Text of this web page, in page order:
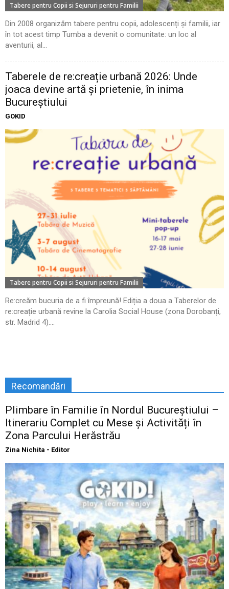
Tabere pentru Copii si Sejururi pentru Familii
Din 2008 organizăm tabere pentru copii, adolescenți și familii, iar
în tot acest timp Tumba a devenit o comunitate: un loc al
aventurii, al...
Taberele de re:creație urbană 2026: Unde
joaca devine artă și prietenie, în inima
Bucureștiului
GOKID
Tabere pentru Copii si Sejururi pentru Familii
Re:creăm bucuria de a fi împreună! Ediția a doua a Taberelor de
re:creație urbană revine la Carolia Social House (zona Dorobanți,
str. Madrid 4)....
Recomandări
Plimbare în Familie în Nordul Bucureștiului –
Itinerariu Complet cu Mese și Activități în
Zona Parcului Herăstrău
Zina Nichita - Editor